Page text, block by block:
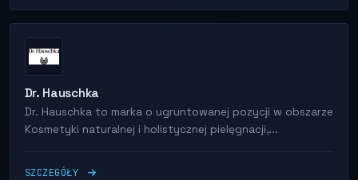
Dr. Hauschka
Dr. Hauschka to marka o ugruntowanej pozycji w obszarze
Kosmetyki naturalnej i holistycznej pielęgnacji,...
SZCZEGÓŁY